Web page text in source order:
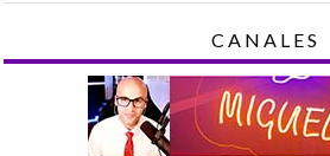
CANALES